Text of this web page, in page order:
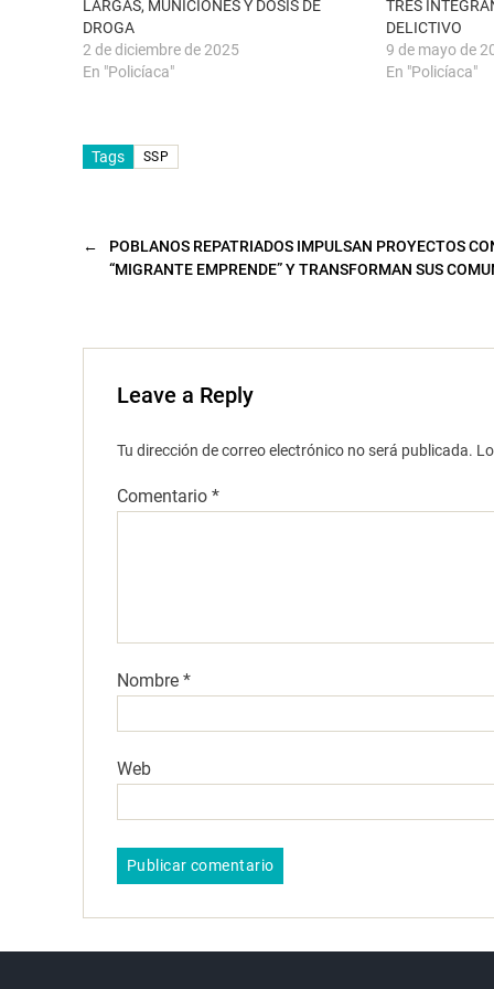
e
v
a
)
e
n
u
n
t
a
n
v
a
)
LARGAS, MUNICIONES Y DOSIS DE
DROGA
2 de diciembre de 2025
En "Policíaca"
TRES
DELICTIVO
9 de mayo de
En "Policíaca"
Tags SSP
←
POBLANOS REPATRIADOS IMPULSAN PROYECTOS
“MIGRANTE EMPRENDE” Y TRANSFORMAN SUS
Leave a Reply
Tu dirección de correo electrónico no será publicada.
Comentario *
Nombre *
Web